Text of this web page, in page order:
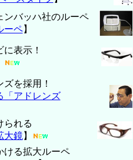
ンバッハ社のルーペ
ーペ】
に表示！
ズを採用！
「アドレンズ
られる
大鏡】
ける拡大ルーペ